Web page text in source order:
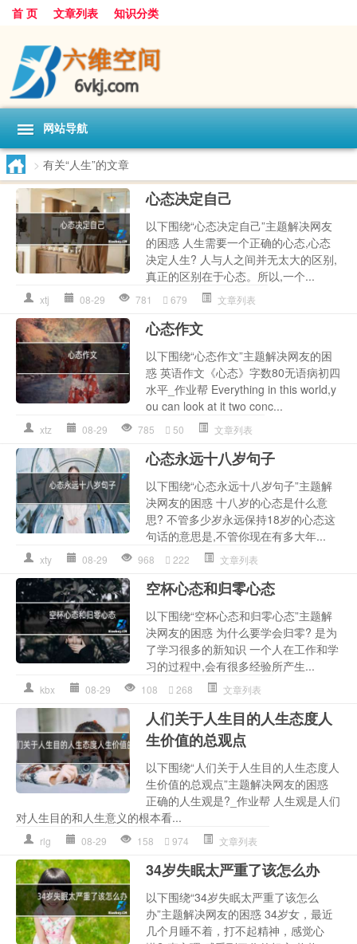
首 页 文章列表 知识分类
网站导航
> 有关“人生”的文章
心态决定自己
以下围绕“心态决定自己”主题解决网友
的困惑 人生需要一个正确的心态,心态
决定人生? 人与人之间并无太大的区别,
真正的区别在于心态。所以,一个...
xtj 08-29 781 679 文章列表
心态作文
以下围绕“心态作文”主题解决网友的困
惑 英语作文《心态》字数80无语病初四
水平_作业帮 Everything in this world,y
ou can look at it two conc...
xtz 08-29 785 50 文章列表
心态永远十八岁句子
以下围绕“心态永远十八岁句子”主题解
决网友的困惑 十八岁的心态是什么意
思? 不管多少岁永远保持18岁的心态这
句话的意思是,不管你现在有多大年...
xty 08-29 968 222 文章列表
空杯心态和归零心态
以下围绕“空杯心态和归零心态”主题解
决网友的困惑 为什么要学会归零? 是为
了学习很多的新知识 一个人在工作和学
习的过程中,会有很多经验所产生...
kbx 08-29 108 268 文章列表
人们关于人生目的人生态度人
生价值的总观点
以下围绕“人们关于人生目的人生态度人
生价值的总观点”主题解决网友的困惑
正确的人生观是?_作业帮 人生观是人们
对人生目的和人生意义的根本看...
rlg 08-29 158 974 文章列表
34岁失眠太严重了该怎么办
以下围绕“34岁失眠太严重了该怎么
办”主题解决网友的困惑 34岁女，最近
几个月睡不着，打不起精神，感觉心